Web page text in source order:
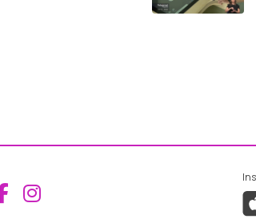
Aceder ao Facebook da
Aceder ao Instagram